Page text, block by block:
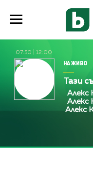
07:50 12:00
НА ЖИВО
Тази
Алекс
Алекс
Алекс